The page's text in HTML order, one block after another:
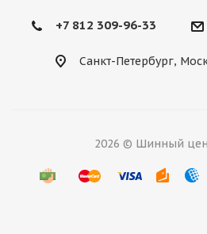
+7 812 309-96-33
Санкт-Петербург,
2026 © Шинный